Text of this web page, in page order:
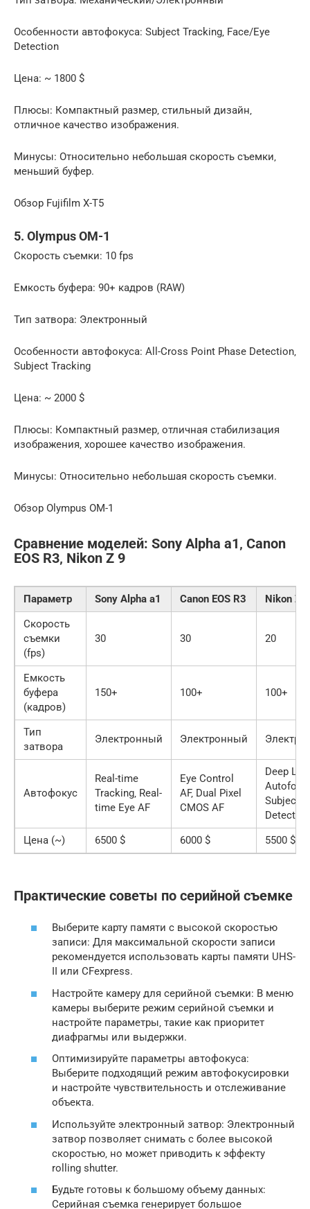
Особенности автофокуса: Subject Tracking‚ Face/Eye
Detection
Цена: ~ 1800 $
Плюсы: Компактный размер‚ стильный дизайн‚
отличное качество изображения.
Минусы: Относительно небольшая скорость съемки‚
меньший буфер.
Обзор Fujifilm X-T5
5. Olympus OM-1
Скорость съемки: 10 fps
Емкость буфера: 90+ кадров (RAW)
Тип затвора: Электронный
Особенности автофокуса: All-Cross Point Phase Detection‚
Subject Tracking
Цена: ~ 2000 $
Плюсы: Компактный размер‚ отличная стабилизация
изображения‚ хорошее качество изображения.
Минусы: Относительно небольшая скорость съемки.
Обзор Olympus OM-1
Сравнение моделей: Sony Alpha a1‚ Canon
EOS R3‚ Nikon Z 9
Параметр Sony Alpha a1 Canon EOS R3
Nikon Z 9
Скорость
съемки
(fps)
30 30 20
Емкость
буфера
(кадров)
150+ 100+ 100+
Тип
затвора
Электронный Электронный
Автофокус
Real-time
Tracking‚ Real-
time Eye AF
Eye Control
AF‚ Dual Pixel
CMOS AF
Deep
Subject
Detection
Цена (~)
6500 $ 6000 $ 5500 $
Практические советы по серийной съемке
Выберите карту памяти с высокой скоростью
записи: Для максимальной скорости записи
рекомендуется использовать карты памяти UHS-
II или CFexpress.
Настройте камеру для серийной съемки: В меню
камеры выберите режим серийной съемки и
настройте параметры‚ такие как приоритет
диафрагмы или выдержки.
Оптимизируйте параметры автофокуса:
Выберите подходящий режим автофокусировки
и настройте чувствительность и отслеживание
объекта.
Используйте электронный затвор: Электронный
затвор позволяет снимать с более высокой
скоростью‚ но может приводить к эффекту
rolling shutter.
Будьте готовы к большому объему данных:
Серийная съемка генерирует большое